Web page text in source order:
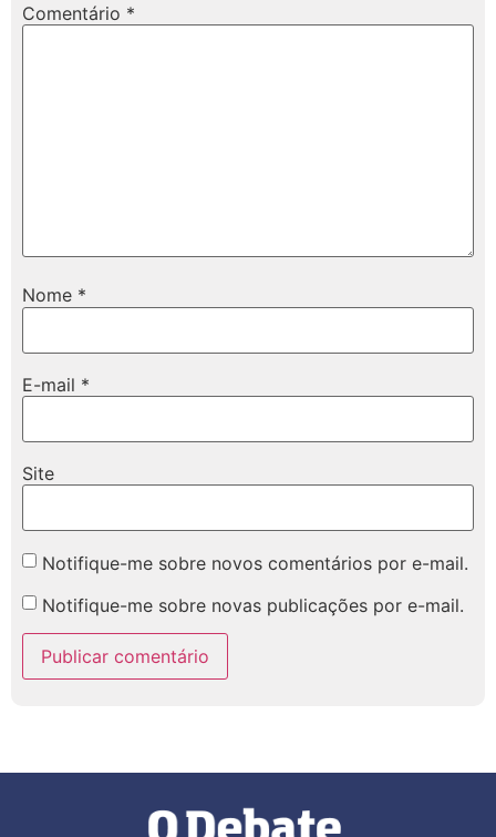
Comentário *
Nome *
E-mail *
Site
Notifique-me sobre novos comentários por e-mail.
Notifique-me sobre novas publicações por e-mail.